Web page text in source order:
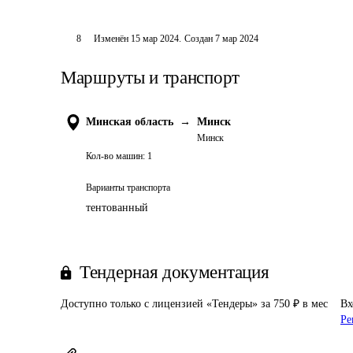
8 Изменён 15 мар 2024. Создан 7 мар 2024
Маршруты и транспорт
Минская область → Минск
Минск
Кол-во машин: 1
Варианты транспорта
тентованный
Тендерная документация
Доступно только с лицензией «Тендеры» за 750 ₽ в мес